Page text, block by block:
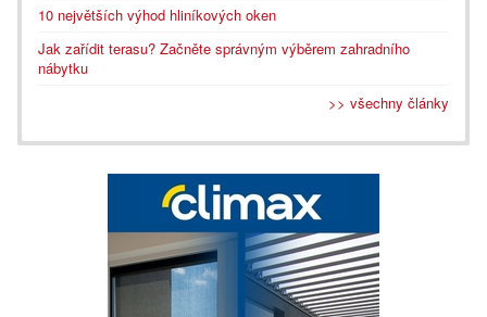
10 největších výhod hliníkových oken
Jak zařídit terasu? Začněte správným výběrem zahradního
nábytku
>> všechny články